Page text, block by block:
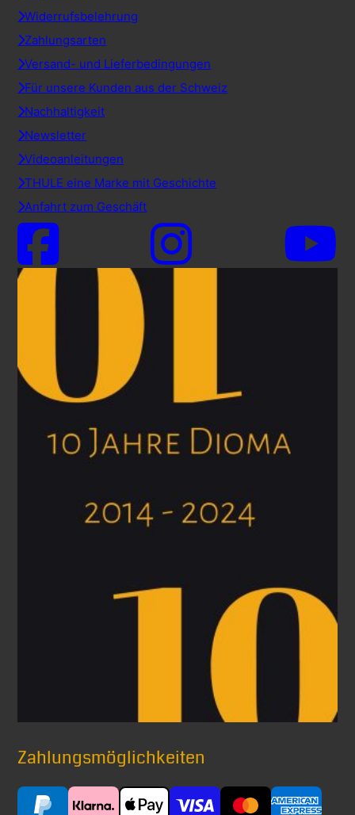
Widerrufsbelehrung
Zahlungsarten
Versand- und Lieferbedingungen
Für unsere Kunden aus der Schweiz
Nachhaltigkeit
Newsletter
Videoanleitungen
THULE eine Marke mit Geschichte
Anfahrt zum Geschäft
Zahlungsmöglichkeiten